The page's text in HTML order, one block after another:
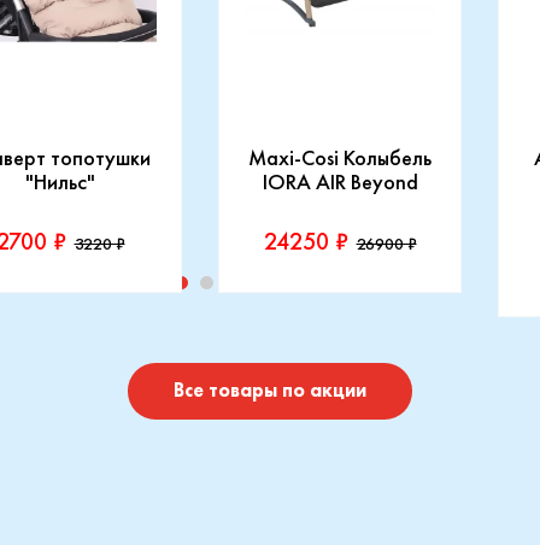
топотушки
"Нильс"
₽ 3220 ₽
Maxi-Cosi Колыбель
IORA AIR Beyond
24250 ₽ 26900 ₽
Производитель::
Купить
Все товары по акции